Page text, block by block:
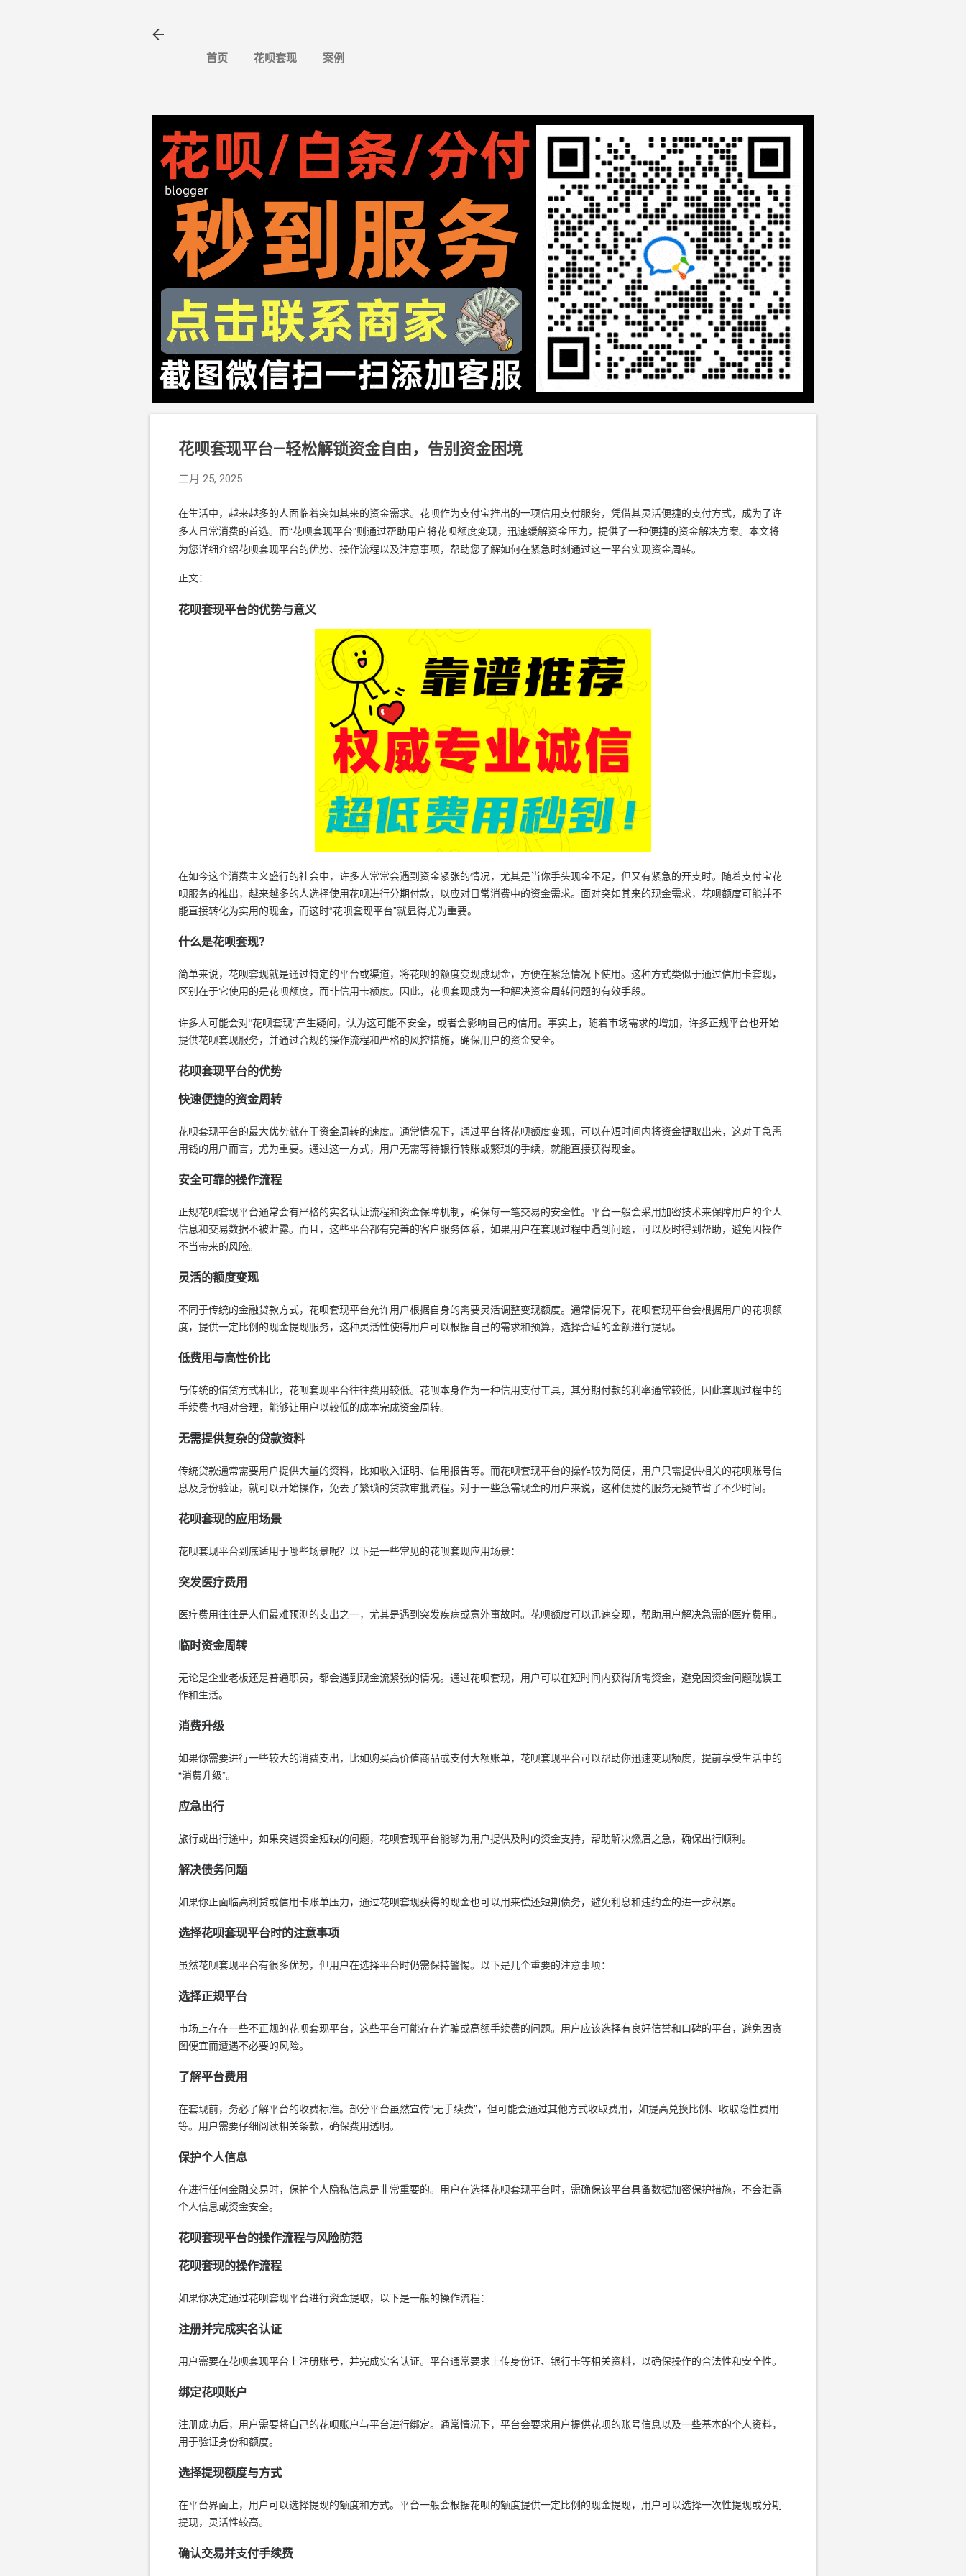
首页 花呗套现 案例
花呗套现平台—轻松解锁资金自由，告别资金困境
二月 25, 2025
在生活中，越来越多的人面临着突如其来的资金需求。花呗作为支付宝推出的一项信用支付服务，凭借其灵活便捷的支付方式，成为了许
多人日常消费的首选。而“花呗套现平台”则通过帮助用户将花呗额度变现，迅速缓解资金压力，提供了一种便捷的资金解决方案。本文将
为您详细介绍花呗套现平台的优势、操作流程以及注意事项，帮助您了解如何在紧急时刻通过这一平台实现资金周转。
正文：
花呗套现平台的优势与意义
在如今这个消费主义盛行的社会中，许多人常常会遇到资金紧张的情况，尤其是当你手头现金不足，但又有紧急的开支时。随着支付宝花
呗服务的推出，越来越多的人选择使用花呗进行分期付款，以应对日常消费中的资金需求。面对突如其来的现金需求，花呗额度可能并不
能直接转化为实用的现金，而这时“花呗套现平台”就显得尤为重要。
什么是花呗套现？
简单来说，花呗套现就是通过特定的平台或渠道，将花呗的额度变现成现金，方便在紧急情况下使用。这种方式类似于通过信用卡套现，
区别在于它使用的是花呗额度，而非信用卡额度。因此，花呗套现成为一种解决资金周转问题的有效手段。
许多人可能会对“花呗套现”产生疑问，认为这可能不安全，或者会影响自己的信用。事实上，随着市场需求的增加，许多正规平台也开始
提供花呗套现服务，并通过合规的操作流程和严格的风控措施，确保用户的资金安全。
花呗套现平台的优势
快速便捷的资金周转
花呗套现平台的最大优势就在于资金周转的速度。通常情况下，通过平台将花呗额度变现，可以在短时间内将资金提取出来，这对于急需
用钱的用户而言，尤为重要。通过这一方式，用户无需等待银行转账或繁琐的手续，就能直接获得现金。
安全可靠的操作流程
正规花呗套现平台通常会有严格的实名认证流程和资金保障机制，确保每一笔交易的安全性。平台一般会采用加密技术来保障用户的个人
信息和交易数据不被泄露。而且，这些平台都有完善的客户服务体系，如果用户在套现过程中遇到问题，可以及时得到帮助，避免因操作
不当带来的风险。
灵活的额度变现
不同于传统的金融贷款方式，花呗套现平台允许用户根据自身的需要灵活调整变现额度。通常情况下，花呗套现平台会根据用户的花呗额
度，提供一定比例的现金提现服务，这种灵活性使得用户可以根据自己的需求和预算，选择合适的金额进行提现。
低费用与高性价比
与传统的借贷方式相比，花呗套现平台往往费用较低。花呗本身作为一种信用支付工具，其分期付款的利率通常较低，因此套现过程中的
手续费也相对合理，能够让用户以较低的成本完成资金周转。
无需提供复杂的贷款资料
传统贷款通常需要用户提供大量的资料，比如收入证明、信用报告等。而花呗套现平台的操作较为简便，用户只需提供相关的花呗账号信
息及身份验证，就可以开始操作，免去了繁琐的贷款审批流程。对于一些急需现金的用户来说，这种便捷的服务无疑节省了不少时间。
花呗套现的应用场景
花呗套现平台到底适用于哪些场景呢？以下是一些常见的花呗套现应用场景：
突发医疗费用
医疗费用往往是人们最难预测的支出之一，尤其是遇到突发疾病或意外事故时。花呗额度可以迅速变现，帮助用户解决急需的医疗费用。
临时资金周转
无论是企业老板还是普通职员，都会遇到现金流紧张的情况。通过花呗套现，用户可以在短时间内获得所需资金，避免因资金问题耽误工
作和生活。
消费升级
如果你需要进行一些较大的消费支出，比如购买高价值商品或支付大额账单，花呗套现平台可以帮助你迅速变现额度，提前享受生活中的
“消费升级”。
应急出行
旅行或出行途中，如果突遇资金短缺的问题，花呗套现平台能够为用户提供及时的资金支持，帮助解决燃眉之急，确保出行顺利。
解决债务问题
如果你正面临高利贷或信用卡账单压力，通过花呗套现获得的现金也可以用来偿还短期债务，避免利息和违约金的进一步积累。
选择花呗套现平台时的注意事项
虽然花呗套现平台有很多优势，但用户在选择平台时仍需保持警惕。以下是几个重要的注意事项：
选择正规平台
市场上存在一些不正规的花呗套现平台，这些平台可能存在诈骗或高额手续费的问题。用户应该选择有良好信誉和口碑的平台，避免因贪
图便宜而遭遇不必要的风险。
了解平台费用
在套现前，务必了解平台的收费标准。部分平台虽然宣传“无手续费”，但可能会通过其他方式收取费用，如提高兑换比例、收取隐性费用
等。用户需要仔细阅读相关条款，确保费用透明。
保护个人信息
在进行任何金融交易时，保护个人隐私信息是非常重要的。用户在选择花呗套现平台时，需确保该平台具备数据加密保护措施，不会泄露
个人信息或资金安全。
花呗套现平台的操作流程与风险防范
花呗套现的操作流程
如果你决定通过花呗套现平台进行资金提取，以下是一般的操作流程：
注册并完成实名认证
用户需要在花呗套现平台上注册账号，并完成实名认证。平台通常要求上传身份证、银行卡等相关资料，以确保操作的合法性和安全性。
绑定花呗账户
注册成功后，用户需要将自己的花呗账户与平台进行绑定。通常情况下，平台会要求用户提供花呗的账号信息以及一些基本的个人资料，
用于验证身份和额度。
选择提现额度与方式
在平台界面上，用户可以选择提现的额度和方式。平台一般会根据花呗的额度提供一定比例的现金提现，用户可以选择一次性提现或分期
提现，灵活性较高。
确认交易并支付手续费